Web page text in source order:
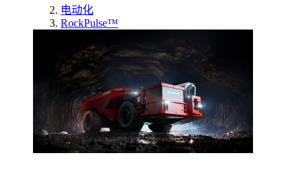
电动化
RockPulse™